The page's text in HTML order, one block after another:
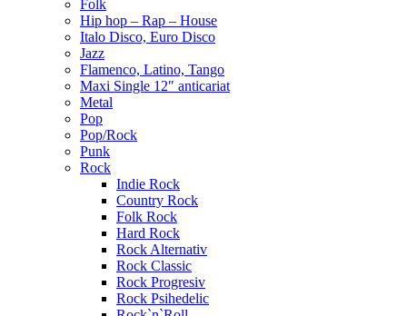
Folk
Hip hop – Rap – House
Italo Disco, Euro Disco
Jazz
Flamenco, Latino, Tango
Maxi Single 12″ anticariat
Metal
Pop
Pop/Rock
Punk
Rock
Indie Rock
Country Rock
Folk Rock
Hard Rock
Rock Alternativ
Rock Classic
Rock Progresiv
Rock Psihedelic